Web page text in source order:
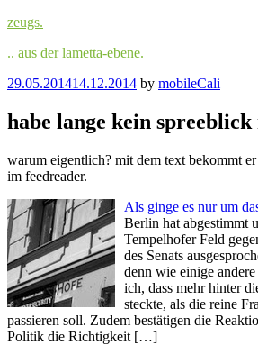
Skip
content
zeugs.
.. aus der lametta-ebene.
Posted
29.05.201414.12.2014 by mobileCali
habe lange kein spreeblick
warum eigentlich? mit dem text bekommt
im feedreader.
Als ginge es nur um
Berlin hat abgestimmt
Tempelhofer Feld
des Senats
denn wie einige
ich, dass mehr hinter
steckte, als die reine
passieren soll. Zudem bestätigen die
Politik die Richtigkeit […]